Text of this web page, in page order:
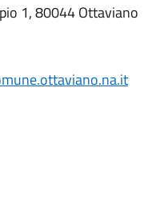
1, 80044 Ottaviano